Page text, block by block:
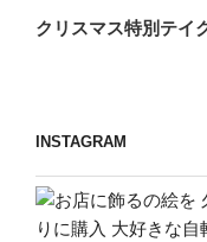
ゲ
ン
の
クリスマス特別テイ
INSTAGRAM